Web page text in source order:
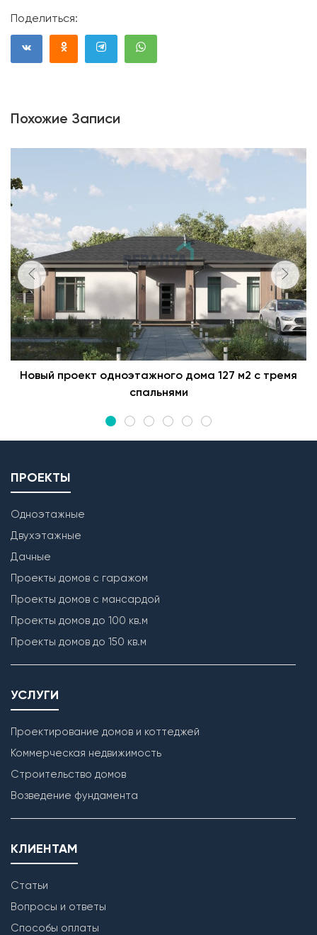
Поделиться:
Похожие Записи
Новый проект одноэтажного дома 127 м2 с тремя
спальнями
ПРОЕКТЫ
Одноэтажные
Двухэтажные
Дачные
Проекты домов с гаражом
Проекты домов с мансардой
Проекты домов до 100 кв.м
Проекты домов до 150 кв.м
УСЛУГИ
Проектирование домов и коттеджей
Коммерческая недвижимость
Строительство домов
Возведение фундамента
КЛИЕНТАМ
Статьи
Вопросы и ответы
Способы оплаты